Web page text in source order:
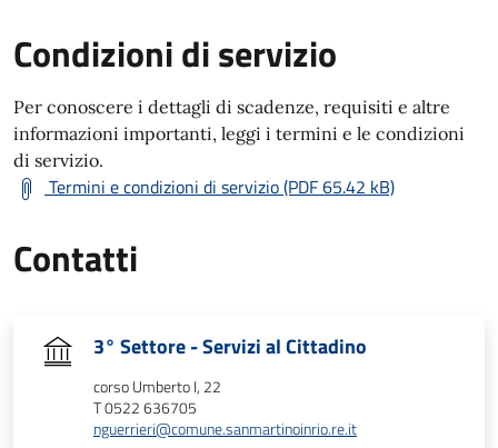
Condizioni di servizio
Per conoscere i dettagli di scadenze, requisiti e altre
informazioni importanti, leggi i termini e le condizioni
di servizio.
Termini e condizioni di servizio (PDF 65.42 kB)
Contatti
3° Settore - Servizi al Cittadino
corso Umberto I, 22
T 0522 636705
nguerrieri@comune.sanmartinoinrio.re.it